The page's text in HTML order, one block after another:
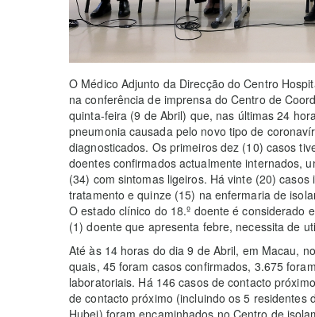
O Médico Adjunto da Direcção do Centro
na conferência de imprensa do Centro de
quinta-feira (9 de Abril) que, nas últimas 24
pneumonia causada pelo novo tipo de
diagnosticados. Os primeiros dez (10) casos
doentes confirmados actualmente internados,
(34) com sintomas ligeiros. Há vinte (20)
tratamento e quinze (15) na enfermaria de
O estado clínico do 18.º doente é considerado
(1) doente que apresenta febre, necessita de
Até às 14 horas do dia 9 de Abril, em Macau,
quais, 45 foram casos confirmados, 3.675
laboratoriais. Há 146 casos de contacto
de contacto próximo (incluindo os 5
Hubei) foram encaminhados no Centro de